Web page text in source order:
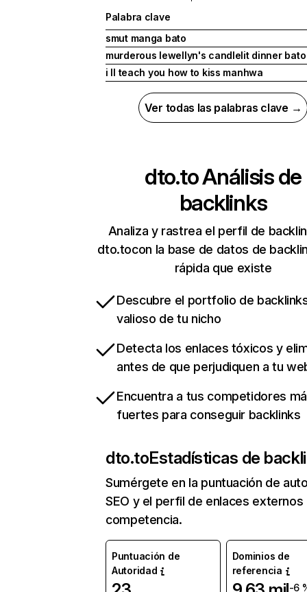
Palabra clave
smut manga bato
murderous lewellyn's candlelit dinner bato
i ll teach you how to kiss manhwa
Ver todas las palabras clave →
dto.toAnálisis de
backlinks
Analiza y rastrea el perfil de
dto.tocon la base de datos de
rápida que existe
Descubre el portfolio de
valioso de tu nicho
Detecta los enlaces tóxicos y
antes de que perjudiquen a tu
Encuentra a tus competidores
fuertes para conseguir backlinks
dto.toEstadísticas de
Sumérgete en la puntuación de
SEO y el perfil de enlaces externos
competencia.
Puntuación de
Autoridad
Dominios de
referencia
-6